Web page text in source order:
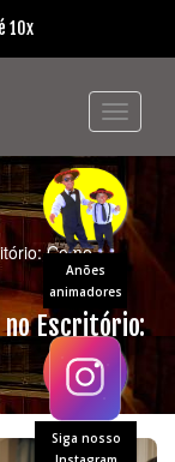
Anões
animadores
Siga nosso
10x
Como
no Escritório: